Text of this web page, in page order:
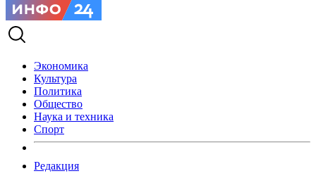
Экономика
Культура
Политика
Общество
Наука и техника
Спорт
Редакция